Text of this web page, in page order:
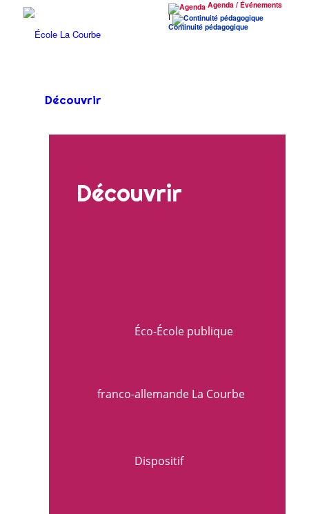
Agenda / Événements
|
Continuité pédagogique
Découvrir
Découvrir
Éco-École publique
franco-allemande La Courbe
Dispositif